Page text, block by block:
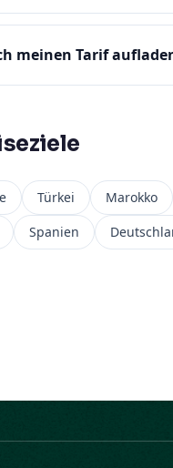
meinen Tarif
Türkei
Marokko
Spanien